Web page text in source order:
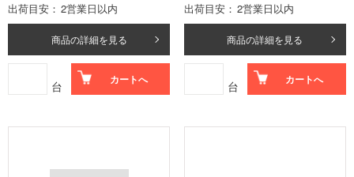
出荷目安
2営業日以内
商品の詳細を見る
台 カートへ
出荷目安
2営業日以内
商品の詳細を見る
台 カートへ